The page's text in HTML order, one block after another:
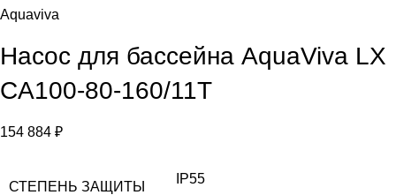
Aquaviva
Насос для бассейна AquaViva LX
CA100-80-160/11T
154 884 ₽
СТЕПЕНЬ ЗАЩИТЫ
IP55